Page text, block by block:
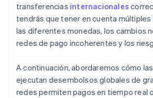
transferencias internacionales
tendrás que tener en cuenta
las diferentes monedas, los cambios
redes de pago incoherentes y los
A continuación, abordaremos cómo
ejecutan desembolsos globales de
redes permiten pagos en tiempo real